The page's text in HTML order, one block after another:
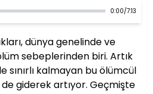
0:00/7:13
dünya genelinde ve
sebeplerinden biri. Artık
sınırlı kalmayan bu ölümcül
giderek artıyor. Geçmişte